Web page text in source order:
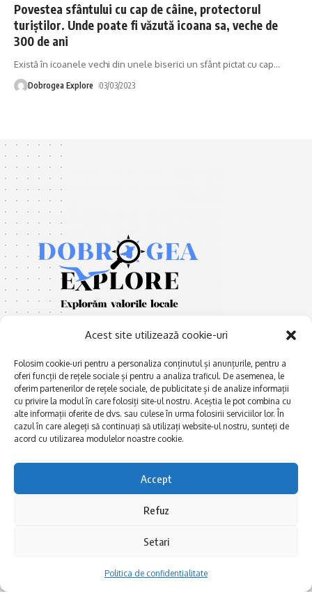
Acest site utilizează cookie-uri
Folosim cookie-uri pentru a personaliza conținutul și anunțurile, pentru a
oferi funcții de rețele sociale și pentru a analiza traficul. De asemenea, le
oferim partenerilor de rețele sociale, de publicitate și de analize informații
cu privire la modul în care folosiți site-ul nostru. Aceștia le pot combina cu
alte informații oferite de dvs. sau culese în urma folosirii serviciilor lor. În
cazul în care alegeți să continuați să utilizați website-ul nostru, sunteți de
acord cu utilizarea modulelor noastre cookie.
Accept
Refuz
Setari
Politica de confidentialitate
Povestea sfântului cu cap de câine, protectorul
turiștilor. Unde poate fi văzută icoana sa, veche de
300 de ani
Există în icoanele vechi din unele biserici un sfânt pictat cu cap…
Dobrogea Explore 03/03/2023
E xplorăm Dobrogea,
Explorăm valorile locale:
Deltă, Litoral, cele mai mari
biserici și mănăstiri, cele mai
FRUMOASE POVEȘTI.
Afaceri și meșteșuguri
Actualitate